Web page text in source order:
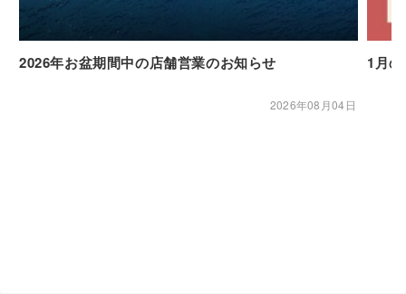
2026年お盆期間中の店舗営業のお知らせ
2026年08月04日
1月